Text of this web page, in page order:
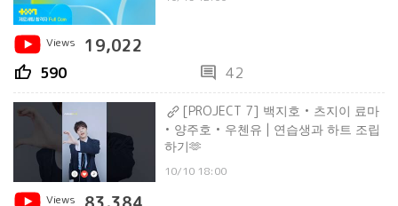
Views 19,022
thumb_up 590 comment 42
[PROJECT 7] 백지호 • 츠지이 료마
• 양주호 • 우첸유 | 연습생과 하트 조립
하기🫶
10/10 18:00
Views